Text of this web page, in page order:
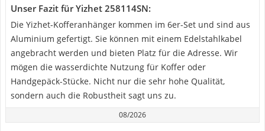
Unser Fazit für Yizhet 258114SN:
Die Yizhet-Kofferanhänger kommen im 6er-Set und sind aus
Aluminium gefertigt. Sie können mit einem Edelstahlkabel
angebracht werden und bieten Platz für die Adresse. Wir
mögen die wasserdichte Nutzung für Koffer oder
Handgepäck-Stücke. Nicht nur die sehr hohe Qualität,
sondern auch die Robustheit sagt uns zu.
08/2026